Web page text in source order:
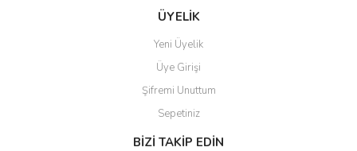
ÜYELİK
Yeni Üyelik
Üye Girişi
Şifremi Unuttum
Sepetiniz
BİZİ TAKİP EDİN